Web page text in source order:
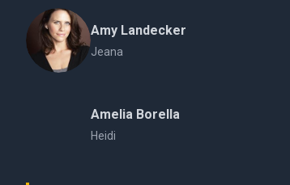
Amy Landecker
Jeana
Amelia Borella
Heidi